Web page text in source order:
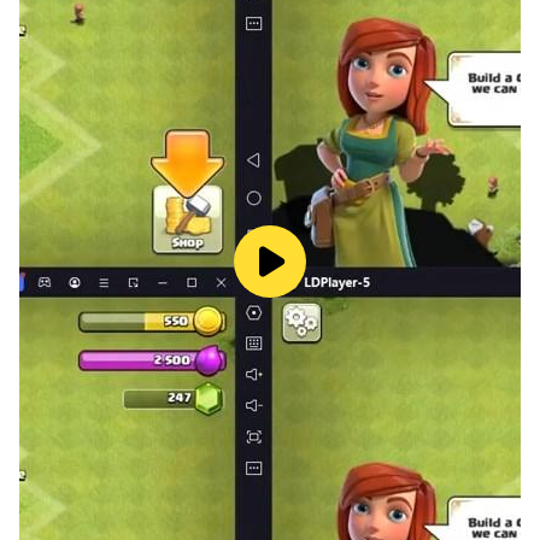
Вы также найдете редких героев-лордов с
эксклюзивными навыками лорда. Соберите их,
чтобы усилить всю фракцию!
2. Больше захватывающих битв с боссами.
Эпические драконы, сильные големы, Бессмертный
Бык, Повелитель Стикса, Завоеватель и множество
других боссов готовы бросить вам вызов!
Сразитесь с этими грозными противниками в
режимах босса гильдии, «Разлом пустоты»,
«Кодекс бессмертных» и других, чтобы получить
свою долю лучших сокровищ Тиа.
3. Разнообразные элементы RPG.
Добывайте редкие ресурсы на уровнях подземелья,
где вас поджидают жуткие монстры. Усиливайте и
улучшайте характеристики своего героя, собирая